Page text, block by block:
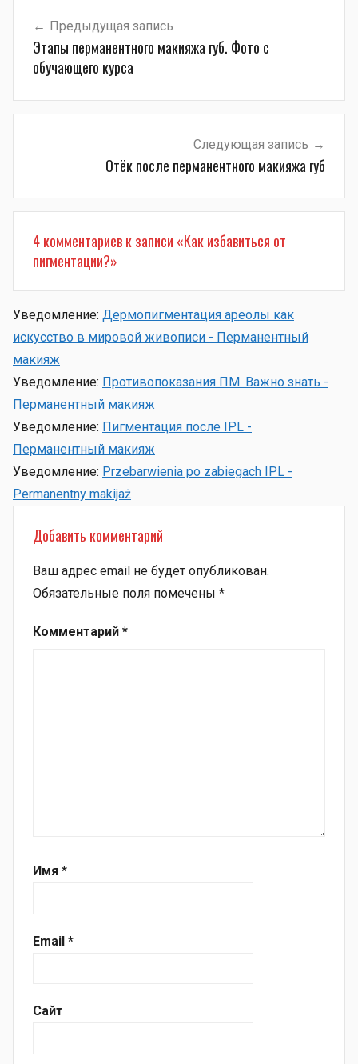
по
записям
Предыдущая запись
Этапы перманентного макияжа губ. Фото с
обучающего курса
Следующая запись
Отёк после перманентного макияжа губ
4 комментариев к записи «Как избавиться от
пигментации?»
Уведомление: Дермопигментация ареолы как
искусство в мировой живописи - Перманентный
макияж
Уведомление: Противопоказания ПМ. Важно знать -
Перманентный макияж
Уведомление: Пигментация после IPL -
Перманентный макияж
Уведомление: Przebarwienia po zabiegach IPL -
Permanentny makijaż
Добавить комментарий
Ваш адрес email не будет опубликован.
Обязательные поля помечены *
Комментарий *
Имя *
Email *
Сайт